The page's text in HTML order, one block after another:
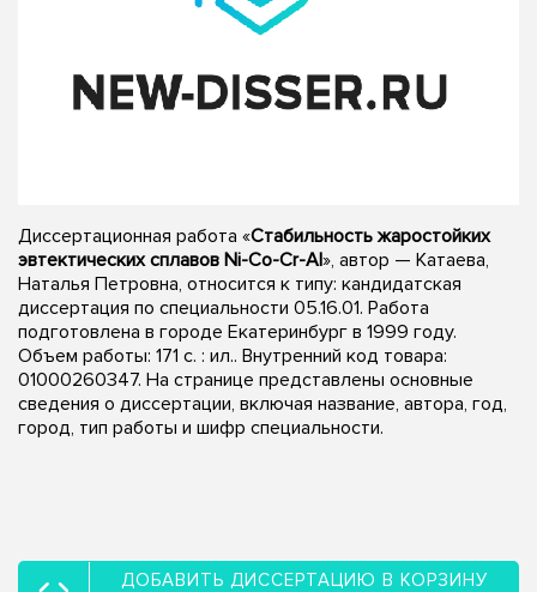
Диссертационная работа «Стабильность жаростойких
эвтектических сплавов Ni-Co-Cr-Al», автор — Катаева,
Наталья Петровна, относится к типу: кандидатская
диссертация по специальности 05.16.01. Работа
подготовлена в городе Екатеринбург в 1999 году.
Объем работы: 171 с. : ил.. Внутренний код товара:
01000260347. На странице представлены основные
сведения о диссертации, включая название, автора, год,
город, тип работы и шифр специальности.
ДОБАВИТЬ ДИССЕРТАЦИЮ В КОРЗИНУ